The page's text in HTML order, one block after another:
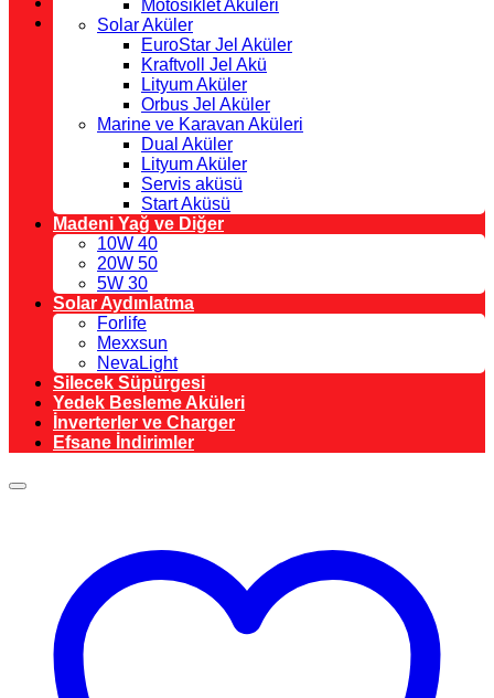
Motosiklet Aküleri
Solar Aküler
EuroStar Jel Aküler
Kraftvoll Jel Akü
Lityum Aküler
Orbus Jel Aküler
Marine ve Karavan Aküleri
Dual Aküler
Lityum Aküler
Servis aküsü
Start Aküsü
Madeni Yağ ve Diğer
10W 40
20W 50
5W 30
Solar Aydınlatma
Forlife
Mexxsun
NevaLight
Silecek Süpürgesi
Yedek Besleme Aküleri
İnverterler ve Charger
Efsane İndirimler